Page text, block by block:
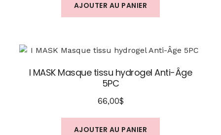
AJOUTER AU PANIER
I MASK Masque tissu hydrogel Anti-Âge
5PC
66,00$
AJOUTER AU PANIER